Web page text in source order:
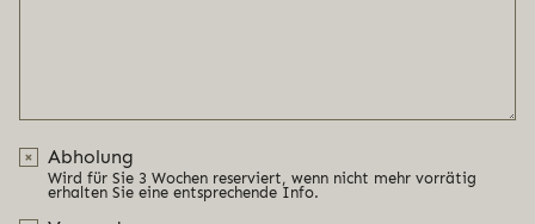
Abholung
Wird für Sie 3 Wochen reserviert, wenn nicht mehr vorrätig
erhalten Sie eine entsprechende Info.